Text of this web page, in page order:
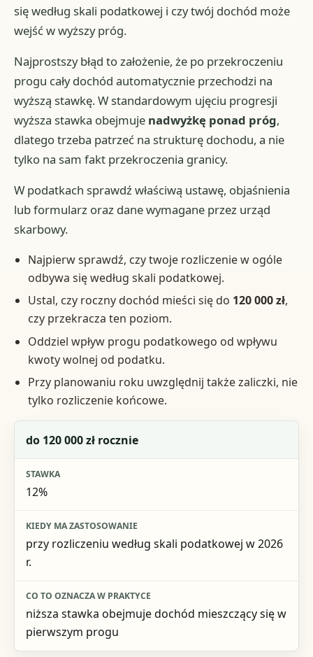
się według skali podatkowej i czy twój dochód może
wejść w wyższy próg.
Najprostszy błąd to założenie, że po przekroczeniu
progu cały dochód automatycznie przechodzi na
wyższą stawkę. W standardowym ujęciu progresji
wyższa stawka obejmuje nadwyżkę ponad próg,
dlatego trzeba patrzeć na strukturę dochodu, a nie
tylko na sam fakt przekroczenia granicy.
W podatkach sprawdź właściwą ustawę, objaśnienia
lub formularz oraz dane wymagane przez urząd
skarbowy.
Najpierw sprawdź, czy twoje rozliczenie w ogóle
odbywa się według skali podatkowej.
Ustal, czy roczny dochód mieści się do 120 000 zł,
czy przekracza ten poziom.
Oddziel wpływ progu podatkowego od wpływu
kwoty wolnej od podatku.
Przy planowaniu roku uwzględnij także zaliczki, nie
tylko rozliczenie końcowe.
Zakres dochodu
Stawka
do 120 000 zł rocznie
12%
przy rozliczeniu według skali podatkowej w 2026
r.
niższa stawka obejmuje dochód mieszczący się w
pierwszym progu